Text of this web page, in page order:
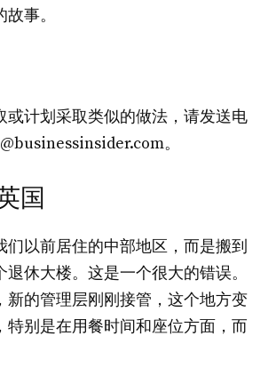
事。
或计划采取类似的做法，请发送电
。
国
们以前居住的中部地区，而是搬到
休大楼。这是一个很大的错误。
新的管理层刚刚接管，这个地方变
特别是在用餐时间和座位方面，而